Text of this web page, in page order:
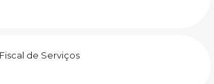
de Serviços